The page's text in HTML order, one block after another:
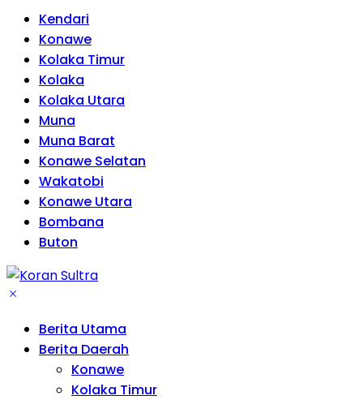
Kendari
Konawe
Kolaka Timur
Kolaka
Kolaka Utara
Muna
Muna Barat
Konawe Selatan
Wakatobi
Konawe Utara
Bombana
Buton
Berita Utama
Berita Daerah
Konawe
Kolaka Timur